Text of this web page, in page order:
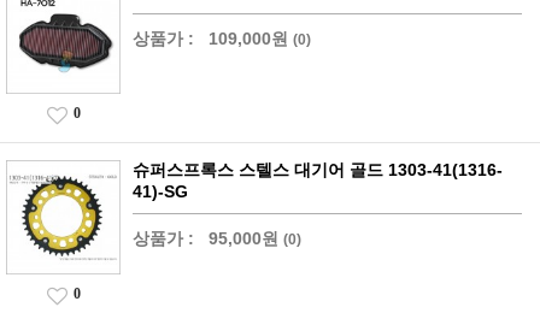
상품가 : 109,000원 (0)
0
슈퍼스프록스 스텔스 대기어 골드 1303-41(1316-
41)-SG
상품가 : 95,000원 (0)
0